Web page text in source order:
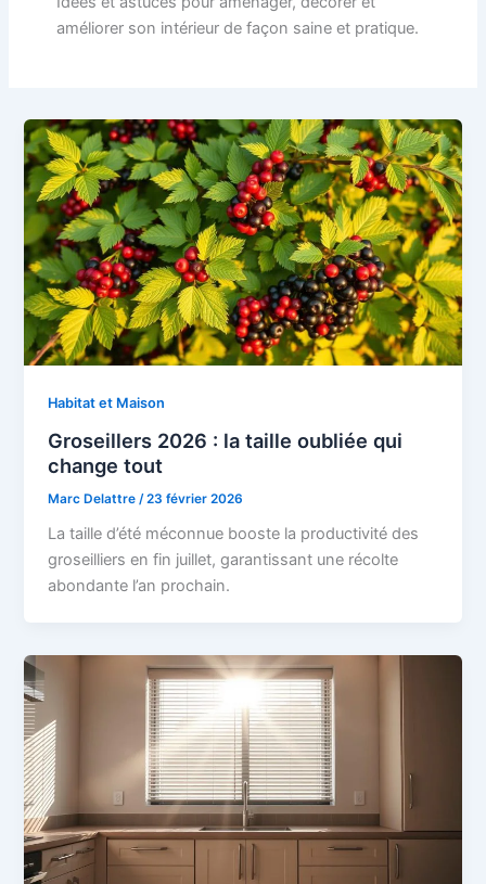
améliorer son intérieur de façon saine et pratique.
Habitat et Maison
Groseillers 2026 : la taille oubliée qui
change tout
Marc Delattre /23 février 2026
La taille d’été méconnue booste la productivité des
groseilliers en fin juillet, garantissant une récolte
abondante l’an prochain.